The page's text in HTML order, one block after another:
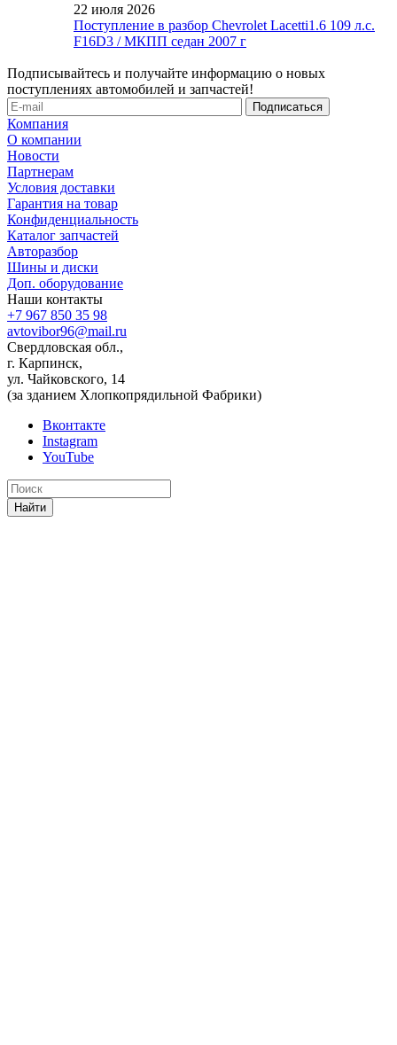
22 июля 2026
Поступление в разбор Chevrolet Lacetti1.6 109 л.с.
F16D3 / МКПП седан 2007 г
Подписывайтесь и получайте информацию о новых
поступлениях автомобилей и запчастей!
Компания
О компании
Новости
Партнерам
Условия доставки
Гарантия на товар
Конфиденциальность
Каталог запчастей
Авторазбор
Шины и диски
Доп. оборудование
Наши контакты
+7 967 850 35 98
avtovibor96@mail.ru
Свердловская обл.,
г. Карпинск,
ул. Чайковского, 14
(за зданием Хлопкопрядильной Фабрики)
Вконтакте
Instagram
YouTube
Найти